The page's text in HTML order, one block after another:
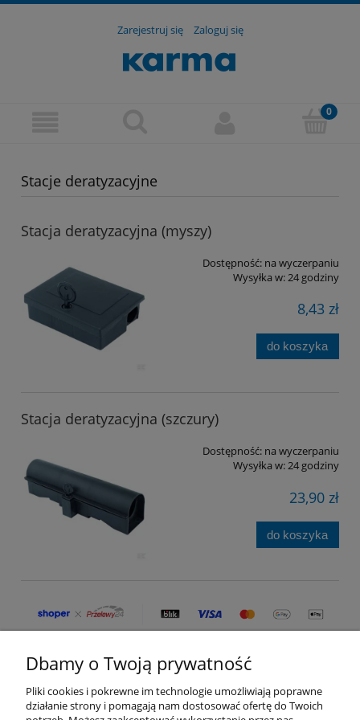
Zarejestruj się Zaloguj się
Stacje deratyzacyjne
Stacja deratyzacyjna (myszy)
Dostępność: na wyczerpaniu
Wysyłka w:24 godziny
8,43 zł
do koszyka
Stacja deratyzacyjna (szczury)
Dostępność: na wyczerpaniu
Wysyłka w:24 godziny
23,90 zł
do koszyka
Moje konto
Płatności i dostawa
Dbamy o Twoją prywatność
Pliki cookies i pokrewne im technologie umożliwiają poprawne
działanie strony i pomagają nam dostosować ofertę do Twoich